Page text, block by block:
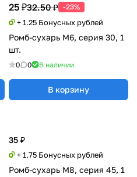
25 ₽32.50 ₽ -23%
+ 1.25 Бонусных рублей
Ромб-сухарь М6, серия 30, 1
шт.
0 0 В наличии
В корзину
35 ₽
+ 1.75 Бонусных рублей
Ромб-сухарь М8, серия 45, 1